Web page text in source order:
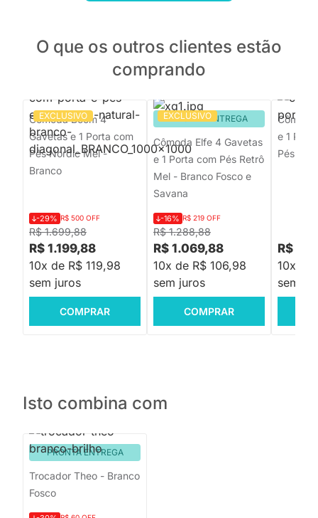
O que os outros clientes estão
comprando
EXCLUSIVO
Cômoda Boom 4
Gavetas e 1 Porta com
Pés Nordic Mel -
Branco
R$ 1.699,88
-29% R$ 500 OFF
R$ 1.199,88
10x de R$ 119,98
sem juros
COMPRAR
EXCLUSIVO
PRONTA ENTREGA
Cômoda Elfe 4 Gavetas
e 1 Porta com Pés Retrô
Mel - Branco Fosco e
Savana
R$ 1.288,88
-16% R$ 219 OFF
R$ 1.069,88
10x de R$ 106,98
sem juros
COMPRAR
e 1
Pés
R$
10x de
sem
Isto combina com
PRONTA ENTREGA
Trocador Theo - Branco
Fosco